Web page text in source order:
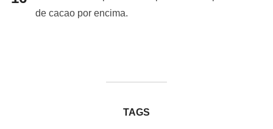
de cacao por encima.
TAGS